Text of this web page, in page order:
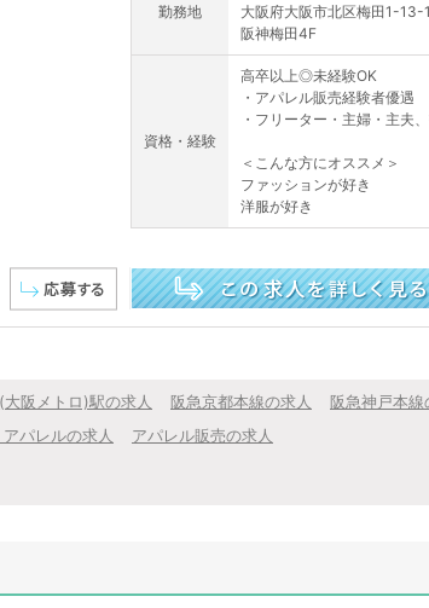
勤務地
大阪府大阪市北区梅田1-
阪神梅田4F
資格・経験
高卒以上◎未経験OK
・アパレル販売経験者優遇
・フリーター・主婦・主夫
＜こんな方にオススメ＞
ファッションが好き
洋服が好き
大阪メトロ)駅の求人 阪急京都本線の求人
阪急神戸本線
パレルの求人
アパレル販売の求人